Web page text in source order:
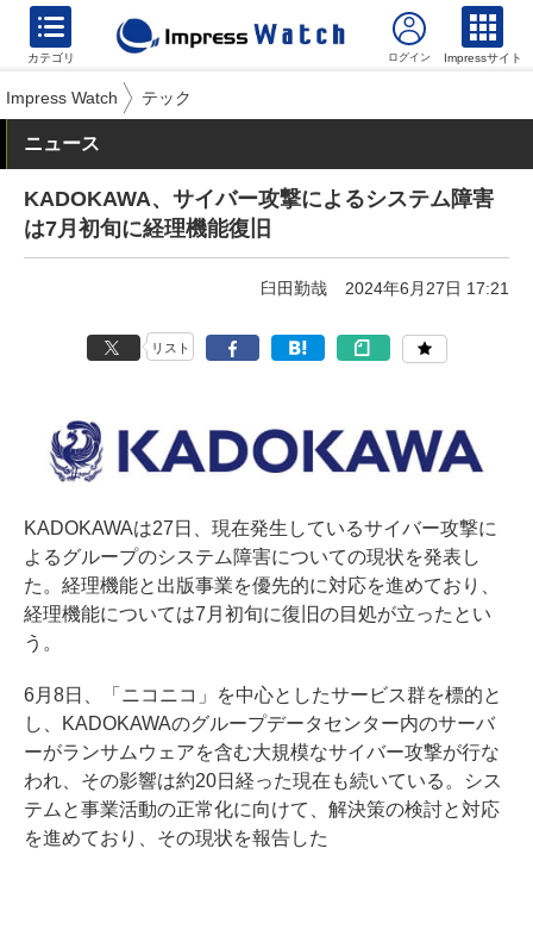
カテゴリ Impressサイト
Impress Watch テック
ニュース
KADOKAWA、サイバー攻撃によるシステム障害
は7月初旬に経理機能復旧
臼田勤哉 2024年6月27日 17:21
リスト
KADOKAWAは27日、現在発生しているサイバー攻撃に
よるグループのシステム障害についての現状を発表し
た。経理機能と出版事業を優先的に対応を進めており、
経理機能については7月初旬に復旧の目処が立ったとい
う。
6月8日、「ニコニコ」を中心としたサービス群を標的と
し、KADOKAWAのグループデータセンター内のサーバ
ーがランサムウェアを含む大規模なサイバー攻撃が行な
われ、その影響は約20日経った現在も続いている。シス
テムと事業活動の正常化に向けて、解決策の検討と対応
を進めており、その現状を報告した